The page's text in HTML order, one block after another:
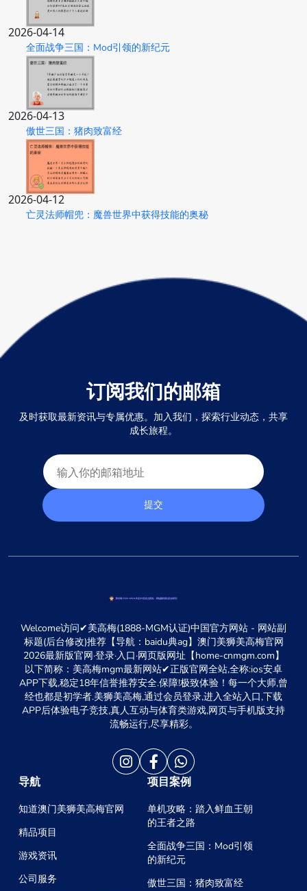
2026-04-14
全面战争三国：Mod引领的新纪元
2026-04-13
傲世三国：猪肉致富经
2026-04-12
亡灵法师帽兜：魔兽世界中获得技能的奥秘
订阅我们的邮箱
及时获取最新资讯与专属优惠。加入我们，探索行业动态，共享
成长旅程。
提交
Welcome访问✔美高梅(1888-MGM认证)中国官方网站 - 网站副
标题(后台修改)推荐【导航：baidu典ag】澳门美狮美高梅官网
2026最新版官网·登录·入口·网页版网址【home-cnmgm.com】
以下简称：美高梅mgm最新网站✔正版官网全站,全称:ios安卓
APP下载,稳定18年信誉推荐安全.保障!极致体验！每一个大师,曾
经也都是初学者.美狮美高梅,通过会员登录,进入全站入口,下载
APP后体验电子竞技,真人互动与体育类游戏,网页与手机版支持
流畅运行,尽享精彩。
导航
知道澳门美狮美高梅官网
精品项目
游戏资讯
公司服务
项目案例
单机攻略：踏入鲜血王朝
的王者之路
全面战争三国：Mod引领
的新纪元
傲世三国：猪肉致富经